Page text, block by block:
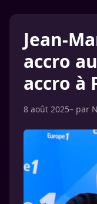
Jean-
accro
accro à
8 août 2025– par